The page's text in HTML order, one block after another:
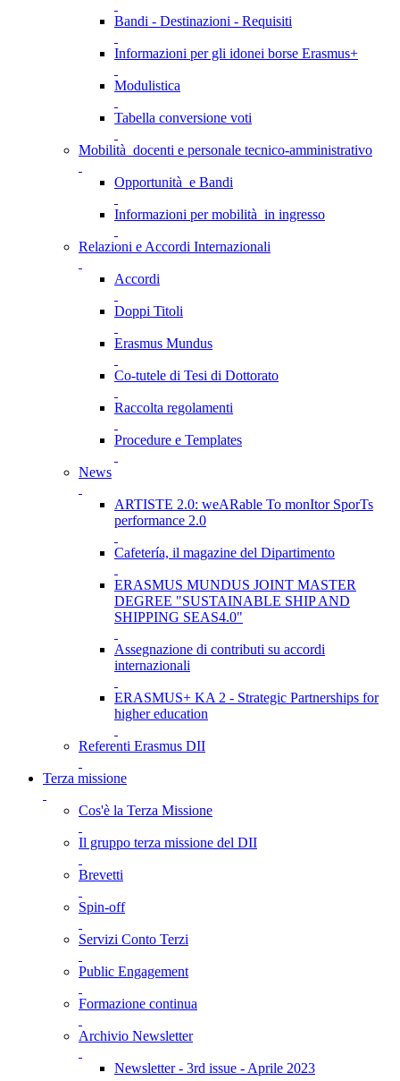
Bandi - Destinazioni - Requisiti
Informazioni per gli idonei borse Erasmus+
Modulistica
Tabella conversione voti
Mobilità docenti e personale tecnico-amministrativo
Opportunità e Bandi
Informazioni per mobilità in ingresso
Relazioni e Accordi Internazionali
Accordi
Doppi Titoli
Erasmus Mundus
Co-tutele di Tesi di Dottorato
Raccolta regolamenti
Procedure e Templates
News
ARTISTE 2.0: weARable To monItor SporTs
performance 2.0
Cafetería, il magazine del Dipartimento
ERASMUS MUNDUS JOINT MASTER
DEGREE "SUSTAINABLE SHIP AND
SHIPPING SEAS4.0"
Assegnazione di contributi su accordi
internazionali
ERASMUS+ KA 2 - Strategic Partnerships for
higher education
Referenti Erasmus DII
Terza missione
Cos'è la Terza Missione
Il gruppo terza missione del DII
Brevetti
Spin-off
Servizi Conto Terzi
Public Engagement
Formazione continua
Archivio Newsletter
Newsletter - 3rd issue - Aprile 2023